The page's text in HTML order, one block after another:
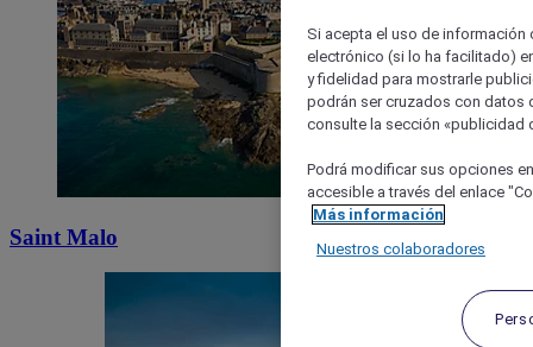
Saint Malo
Si acepta el uso de
electrónico (si lo ha facilitado)
y fidelidad para mostrarle
podrán ser cruzados con datos
consulte la sección «publicidad
Podrá modificar sus opciones
accesible a través del enlace
Más información
Nuestros colaboradores